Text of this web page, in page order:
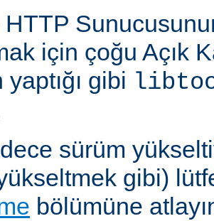
için çoğu Açık
gibi
sürüm
gibi)
bölümüne